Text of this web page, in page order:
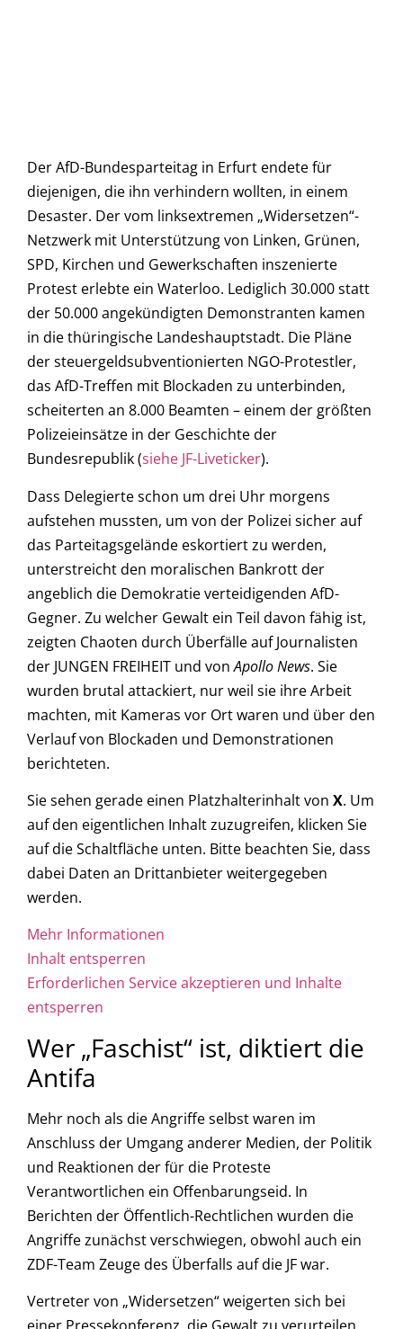
Der AfD-Bundesparteitag in Erfurt endete für
diejenigen, die ihn verhindern wollten, in einem
Desaster. Der vom linksextremen „Widersetzen“-
Netzwerk mit Unterstützung von Linken, Grünen,
SPD, Kirchen und Gewerkschaften inszenierte
Protest erlebte ein Waterloo. Lediglich 30.000 statt
der 50.000 angekündigten Demonstranten kamen
in die thüringische Landeshauptstadt. Die Pläne
der steuergeldsubventionierten NGO-Protestler,
das AfD-Treffen mit Blockaden zu unterbinden,
scheiterten an 8.000 Beamten – einem der größten
Polizeieinsätze in der Geschichte der
Bundesrepublik (siehe JF-Liveticker).
Dass Delegierte schon um drei Uhr morgens
aufstehen mussten, um von der Polizei sicher auf
das Parteitagsgelände eskortiert zu werden,
unterstreicht den moralischen Bankrott der
angeblich die Demokratie verteidigenden AfD-
Gegner. Zu welcher Gewalt ein Teil davon fähig ist,
zeigten Chaoten durch Überfälle auf Journalisten
der JUNGEN FREIHEIT und vonApollo News. Sie
wurden brutal attackiert, nur weil sie ihre Arbeit
machten, mit Kameras vor Ort waren und über den
Verlauf von Blockaden und Demonstrationen
berichteten.
Sie sehen gerade einen Platzhalterinhalt von X. Um
auf den eigentlichen Inhalt zuzugreifen, klicken Sie
auf die Schaltfläche unten. Bitte beachten Sie, dass
dabei Daten an Drittanbieter weitergegeben
werden.
Mehr Informationen
Inhalt entsperren
Erforderlichen Service akzeptieren und Inhalte
entsperren
Wer „Faschist“ ist, diktiert die
Antifa
Mehr noch als die Angriffe selbst waren im
Anschluss der Umgang anderer Medien, der Politik
und Reaktionen der für die Proteste
Verantwortlichen ein Offenbarungseid. In
Berichten der Öffentlich-Rechtlichen wurden die
Angriffe zunächst verschwiegen, obwohl auch ein
ZDF-Team Zeuge des Überfalls auf die JF war.
Vertreter von „Widersetzen“ weigerten sich bei